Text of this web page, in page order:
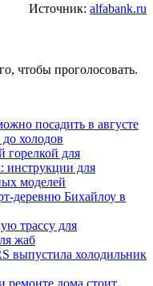
Источник: alfabank.ru
чтобы проголосовать.
посадить в августе
холодов
горелкой для
инструкции для
моделей
деревню Бихайлоу в
трассу для
жаб
выпустила холодильник
ремонте дома стоит